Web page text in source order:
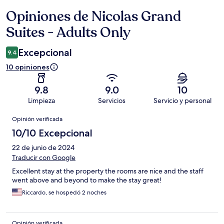
Opiniones
Opiniones de Nicolas Grand
Suites - Adults Only
9.4 Excepcional
10 opiniones
9.8
Limpieza
9.0
Servicios
10
Servicio y personal
Opiniones
Opinión verificada
10/10 Excepcional
22 de junio de 2024
Traducir con Google
Excellent stay at the property the rooms are nice and the staff
went above and beyond to make the stay great!
Riccardo, se hospedó 2 noches